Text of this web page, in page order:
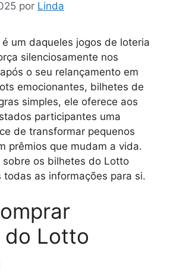
por Linda
um daqueles jogos de loteria
silenciosamente nos
o seu relançamento em
emocionantes, bilhetes de
simples, ele oferece aos
participantes uma
de transformar pequenos
prêmios que mudam a vida.
sobre os bilhetes do Lotto
todas as informações para si.
do Lotto